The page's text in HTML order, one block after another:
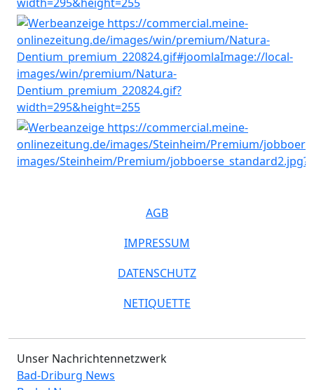
AGB
IMPRESSUM
DATENSCHUTZ
NETIQUETTE
Unser Nachrichtennetzwerk
Bad-Driburg News